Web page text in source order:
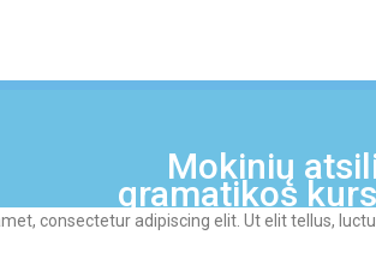
Mokinių
gramatikos
consectetur adipiscing elit. Ut elit tellus,